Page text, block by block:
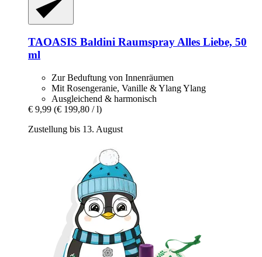
TAOASIS Baldini Raumspray Alles Liebe, 50
ml
Zur Beduftung von Innenräumen
Mit Rosengeranie, Vanille & Ylang Ylang
Ausgleichend & harmonisch
€ 9,99 (€ 199,80 / l)
Zustellung bis 13. August